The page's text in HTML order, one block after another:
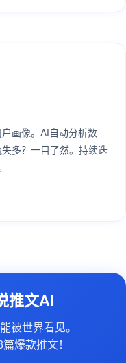
画像。AI自动分析数
多？一目了然。持续迭
推文AI
被世界看见。
爆款推文！